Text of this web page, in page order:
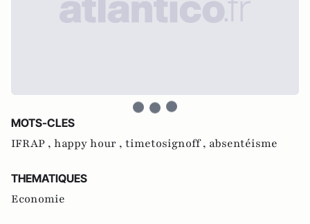
MOTS-CLES
IFRAP , happy hour , timetosignoff , absentéisme
THEMATIQUES
Economie